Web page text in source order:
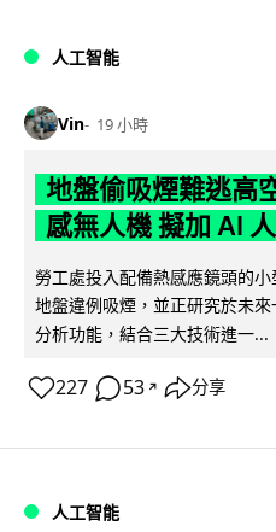
人工智能
Vin 19 小時
地盤偷吸煙難逃高
感無人機 擬加 AI
勞工處投入配備熱感應鏡頭的
地盤違例吸煙，並正研究於未
分析功能，結合三大技術進一...
227 53 ↗ 分享
人工智能